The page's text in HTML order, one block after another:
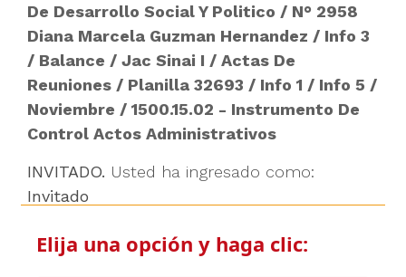
De Desarrollo Social Y Politico / N° 2958
Diana Marcela Guzman Hernandez / Info 3
/ Balance / Jac Sinai I / Actas De
Reuniones / Planilla 32693 / Info 1 / Info 5 /
Noviembre / 1500.15.02 - Instrumento De
Control Actos Administrativos
INVITADO. Usted ha ingresado como:
Invitado
Elija una opción y haga clic: